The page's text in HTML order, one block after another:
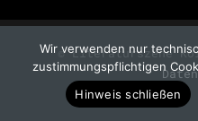
© Literaturszene
Wir verwenden nur
zustimmungspflichtigen
Hinweis schließen